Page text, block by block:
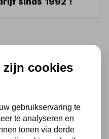
VARIO Ø
BTW
zijn cookies
gebruikservaring te
te analyseren en
tonen via derde